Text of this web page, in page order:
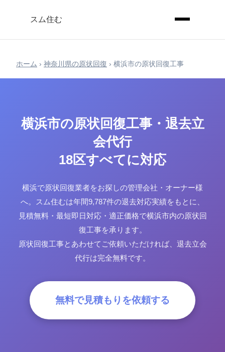
スム住む
ホーム › 神奈川県の原状回復 › 横浜市の原状回復工事
横浜市の原状回復工事・退去立
会代行
18区すべてに対応
横浜で原状回復業者をお探しの管理会社・オーナー様
へ。スム住むは年間9,787件の退去対応実績をもとに、
見積無料・最短即日対応・適正価格で横浜市内の原状回
復工事を承ります。
原状回復工事とあわせてご依頼いただければ、退去立会
代行は完全無料です。
無料で見積もりを依頼する